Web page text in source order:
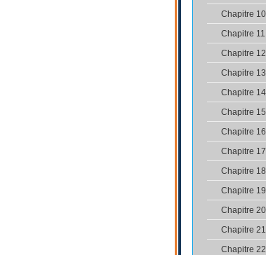
Chapitre
Chapitre
Chapitre
Chapitre
Chapitre
Chapitre
Chapitre
Chapitre
Chapitre
Chapitre
Chapitre
Chapitre
Chapitre